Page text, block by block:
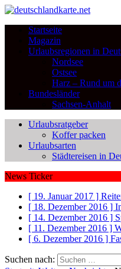
Startseite
Magazin
Urlaubsregionen in
Nordsee
Ostsee
Harz – Rund um
Bundesländer
Sachsen-Anhalt
Urlaubsratgeber
Koffer packen
Urlaubsarten
Städtereisen in
News Ticker
[ 19. Januar 2017 ]
[ 18. Dezember 2016 ]
[ 14. Dezember 2016 ]
[ 11. Dezember 2016 ]
[ 6. Dezember 2016 ]
Suchen nach: